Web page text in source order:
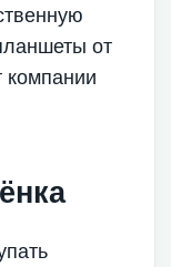
от
компании